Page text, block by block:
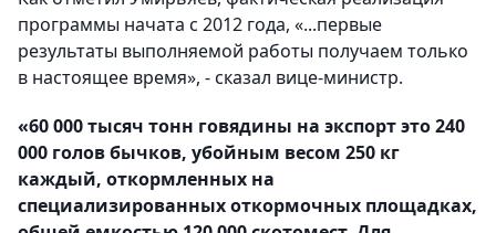
программы начата с 2012 года, «...первые
результаты выполняемой работы получаем только
в настоящее время», - сказал вице-министр.
«60 000 тысяч тонн говядины на экспорт это 240
000 голов бычков, убойным весом 250 кг
каждый, откормленных на
специализированных откормочных площадках,